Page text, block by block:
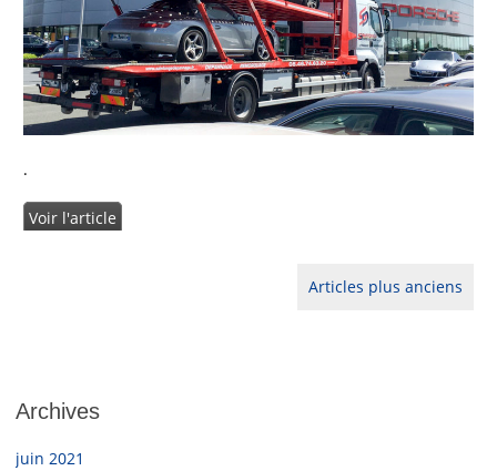
.
Voir l'article
Articles plus anciens
Archives
juin 2021